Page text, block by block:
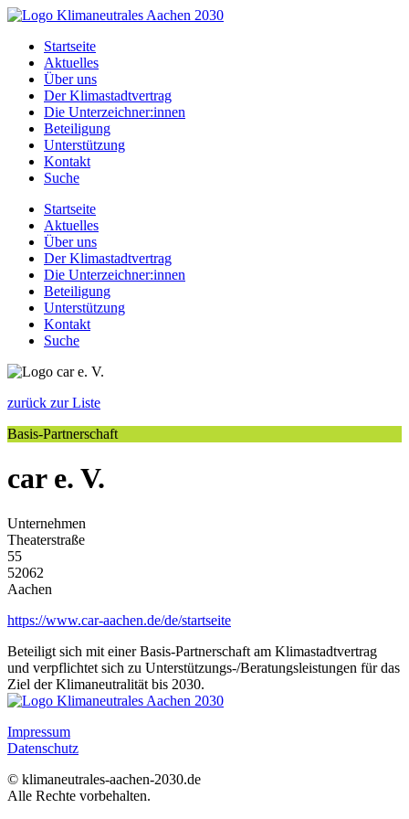
Zum
springenStartseite
Aktuelles
Über uns
Der Klimastadtvertrag
Die Unterzeichner:innen
Beteiligung
Unterstützung
Kontakt
Suche
Startseite
Aktuelles
Über uns
Der Klimastadtvertrag
Die Unterzeichner:innen
Beteiligung
Unterstützung
Kontakt
Suche
zurück zur Liste
Basis-Partnerschaft
car e. V.
Unternehmen
Theaterstraße
55
52062
Aachen
https://www.car-aachen.de/de/startseite
Beteiligt sich mit einer Basis-Partnerschaft am Klimastadtvertrag
und verpflichtet sich zu Unterstützungs-/Beratungsleistungen für das
Ziel der Klimaneutralität bis 2030.
Impressum
Datenschutz
© klimaneutrales-aachen-2030.de
Alle Rechte vorbehalten.